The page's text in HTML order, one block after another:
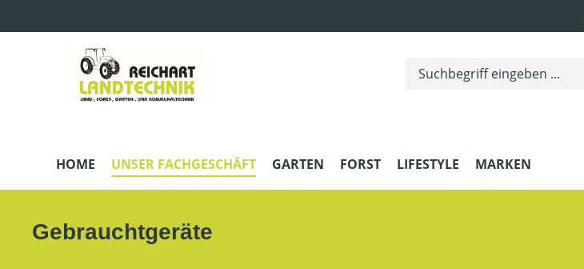
HOME UNSER FACHGESCHÄFT GARTEN FORST LIFESTYLE MARKEN
Gebrauchtgeräte